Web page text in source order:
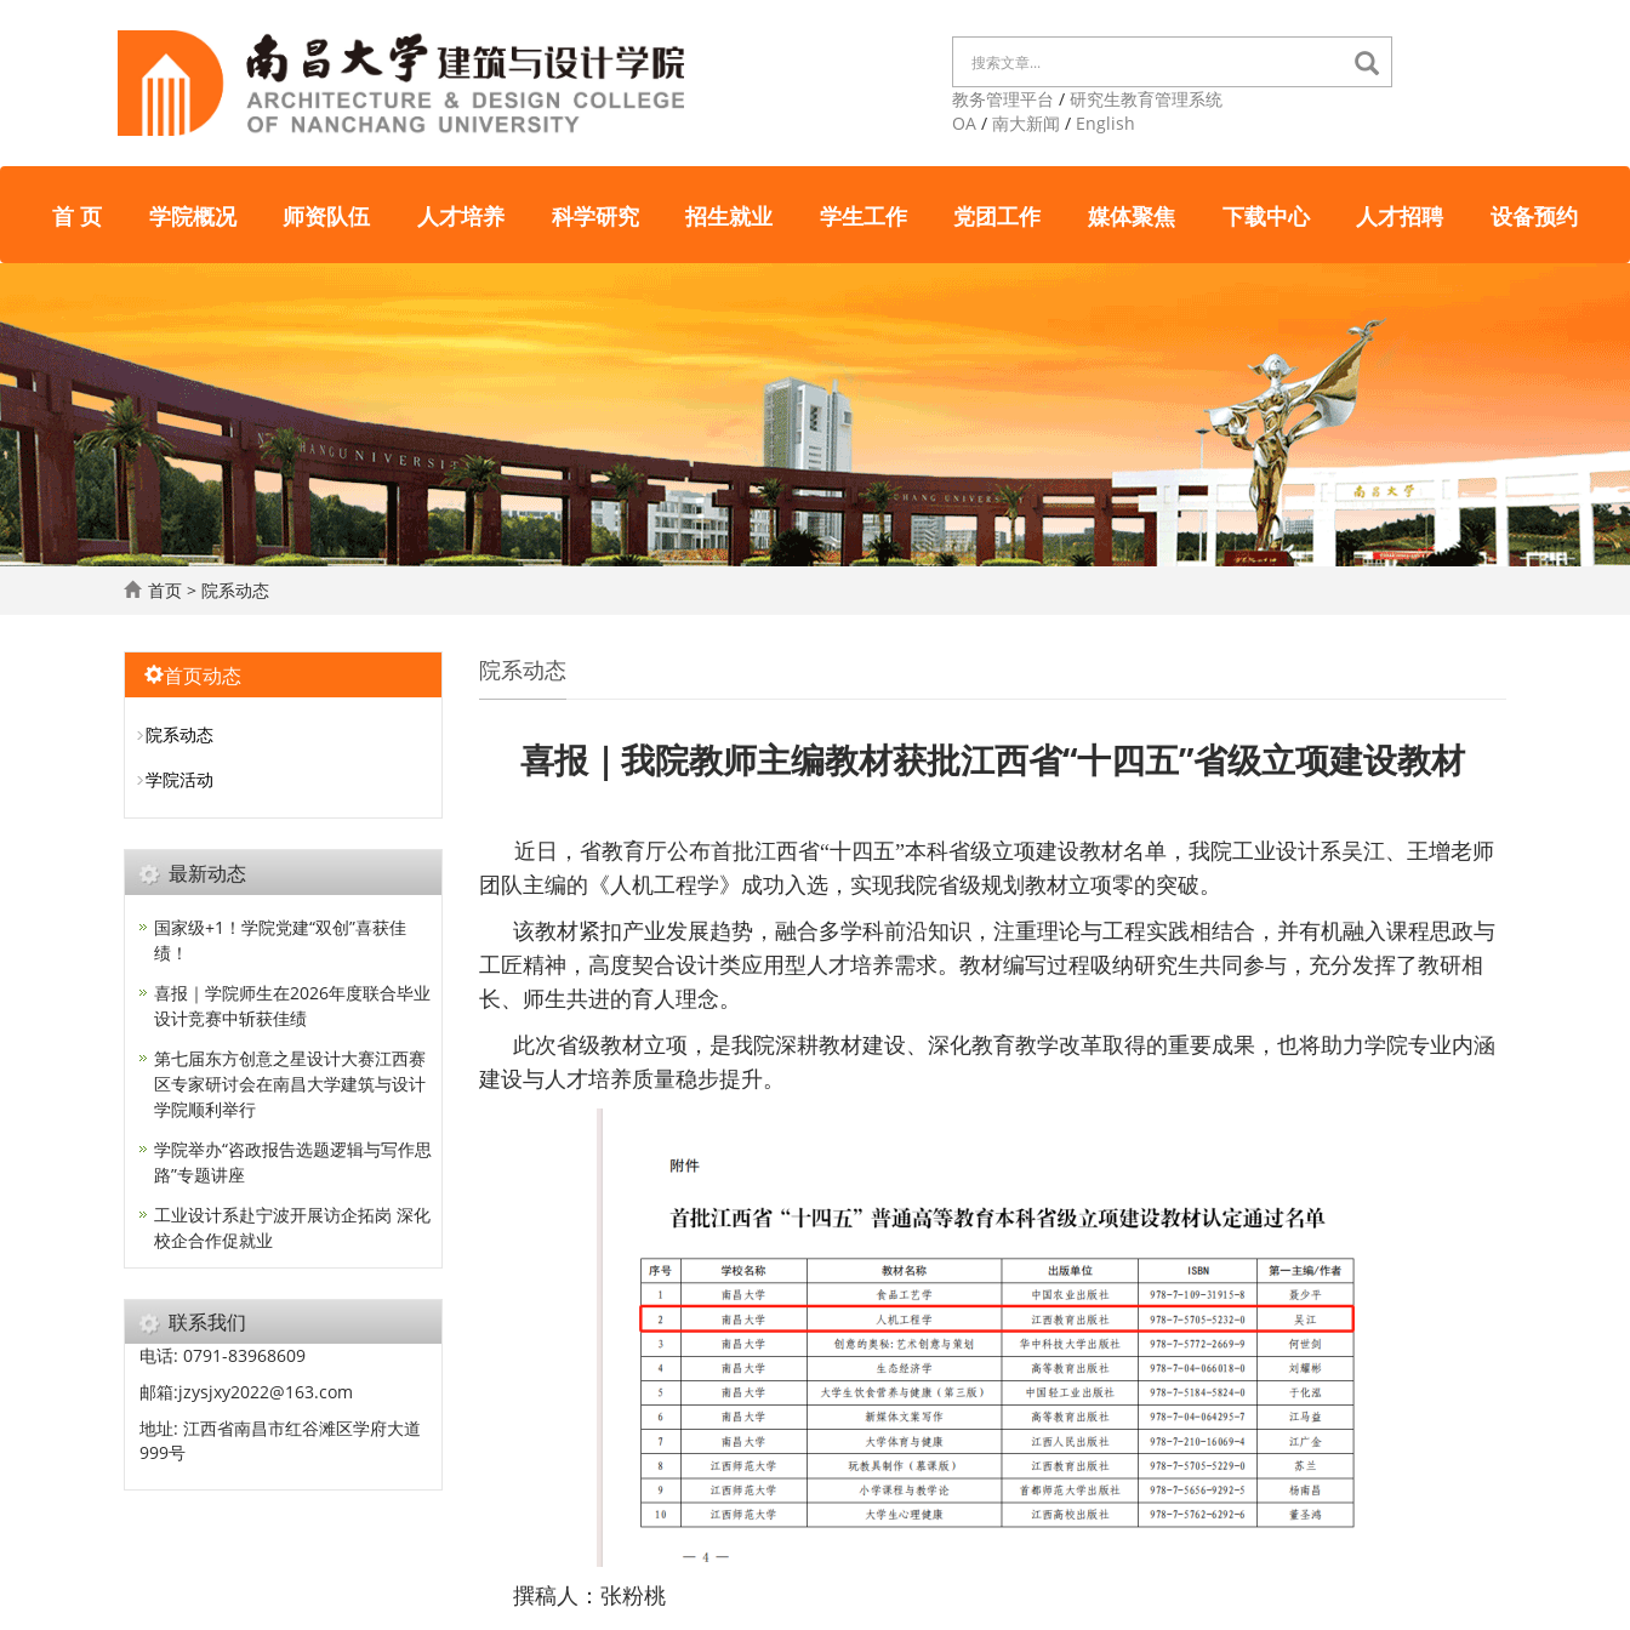
教务管理平台 /研究生教育管理系统
OA /南大新闻 / English
首 页 学院概况 师资队伍 人才培养 科学研究 招生就业 学生工作 党团工作 媒体聚焦 下载中心 人才招聘 设备预约
首页 > 院系动态
院系动态
喜报｜我院教师主编教材获批江西省“十四五”省级立项建设教材
近日，省教育厅公布首批江西省“十四五”本科省级立项建设教材名单，我院工业设计系吴江、王增老师
团队主编的《人机工程学》成功入选，实现我院省级规划教材立项零的突破。
该教材紧扣产业发展趋势，融合多学科前沿知识，注重理论与工程实践相结合，并有机融入课程思政与
工匠精神，高度契合设计类应用型人才培养需求。教材编写过程吸纳研究生共同参与，充分发挥了教研相
长、师生共进的育人理念。
此次省级教材立项，是我院深耕教材建设、深化教育教学改革取得的重要成果，也将助力学院专业内涵
建设与人才培养质量稳步提升。
撰稿人：张粉桃
首页动态
院系动态
学院活动
最新动态
国家级+1！学院党建“双创”喜获佳
绩！
喜报｜学院师生在2026年度联合毕业
设计竞赛中斩获佳绩
第七届东方创意之星设计大赛江西赛
区专家研讨会在南昌大学建筑与设计
学院顺利举行
学院举办“咨政报告选题逻辑与写作思
路”专题讲座
工业设计系赴宁波开展访企拓岗 深化
校企合作促就业
联系我们
电话: 0791-83968609
邮箱:jzysjxy2022@163.com
地址: 江西省南昌市红谷滩区学府大道
999号